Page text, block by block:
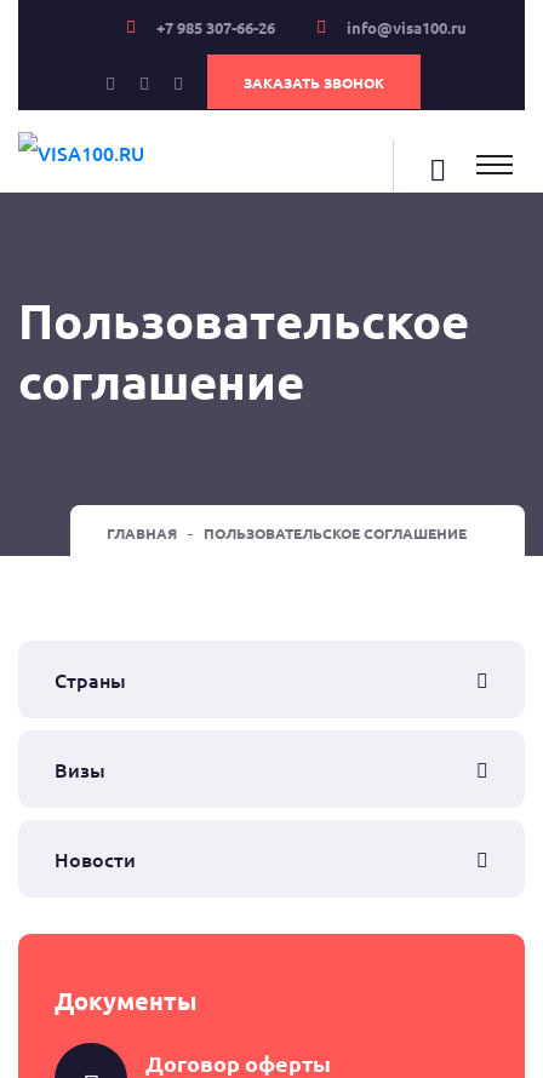
+7 985 307-66-26 info@visa100.ru
ЗАКАЗАТЬ ЗВОНОК
Пользовательское
соглашение
ГЛАВНАЯ ПОЛЬЗОВАТЕЛЬСКОЕ СОГЛАШЕНИЕ
Страны
Визы
Новости
Документы
Договор оферты